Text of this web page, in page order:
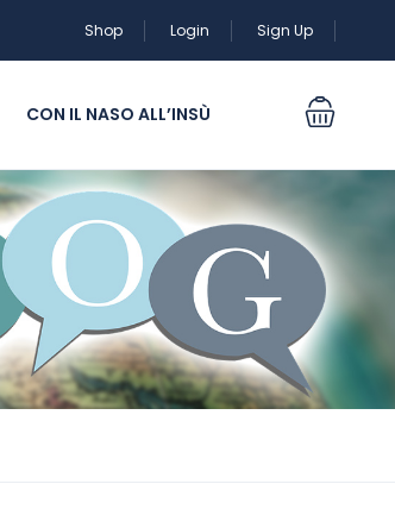
Shop Login Sign Up
CON IL NASO ALL’INSÙ